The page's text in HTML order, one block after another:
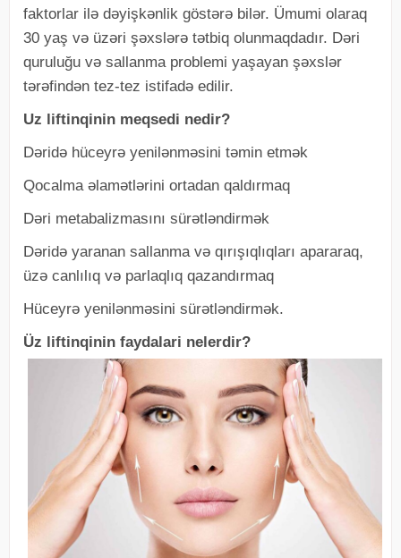
faktorlar ilə dəyişkənlik göstərə bilər. Ümumi olaraq
30 yaş və üzəri şəxslərə tətbiq olunmaqdadır. Dəri
quruluğu və sallanma problemi yaşayan şəxslər
tərəfindən tez-tez istifadə edilir.
Uz liftinqinin meqsedi nedir?
Dəridə hüceyrə yenilənməsini təmin etmək
Qocalma əlamətlərini ortadan qaldırmaq
Dəri metabalizmasını sürətləndirmək
Dəridə yaranan sallanma və qırışıqlıqları apararaq,
üzə canlılıq və parlaqlıq qazandırmaq
Hüceyrə yenilənməsini sürətləndirmək.
Üz liftinqinin faydalari nelerdir?